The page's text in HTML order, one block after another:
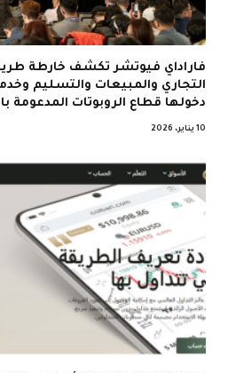
التجاري والمبيعات والتسليم
دخولها قطاع الروبوتات المدعومة
10 يناير، 2026